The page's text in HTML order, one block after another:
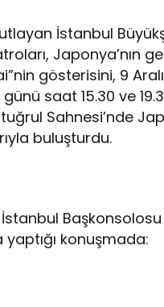
kutlayan İstanbul
Japonya’nın
gösterisini, 9
saat 15.30 ve
Sahnesi’nde
buluşturdu.
Başkonsolosu
yaptığı konuşmada: